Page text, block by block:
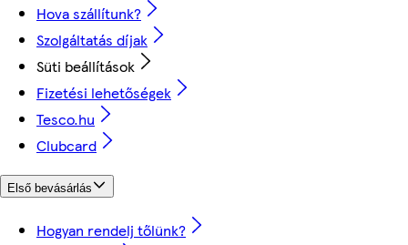
Hova szállítunk?
Szolgáltatás díjak
Süti beállítások
Fizetési lehetőségek
Tesco.hu
Clubcard
Első bevásárlás
Hogyan rendelj tőlünk?